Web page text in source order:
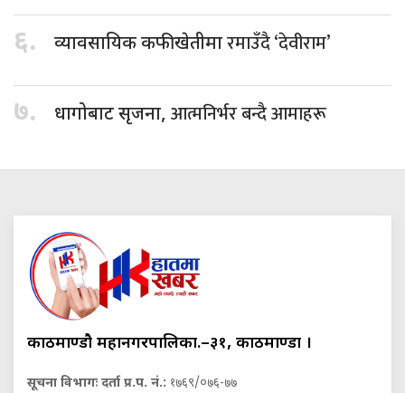
६. व्यावसायिक कफीखेतीमारमाउँदै ‘देवीराम’
७. धागोबाट सृजना, आत्मनिर्भर बन्दै आमाहरू
काठमाण्डौ महानगरपालिका.–३१, काठमाण्डौं ।
सूचना विभागः दर्ता प्र.प. नं.: १७६९/०७६-७७